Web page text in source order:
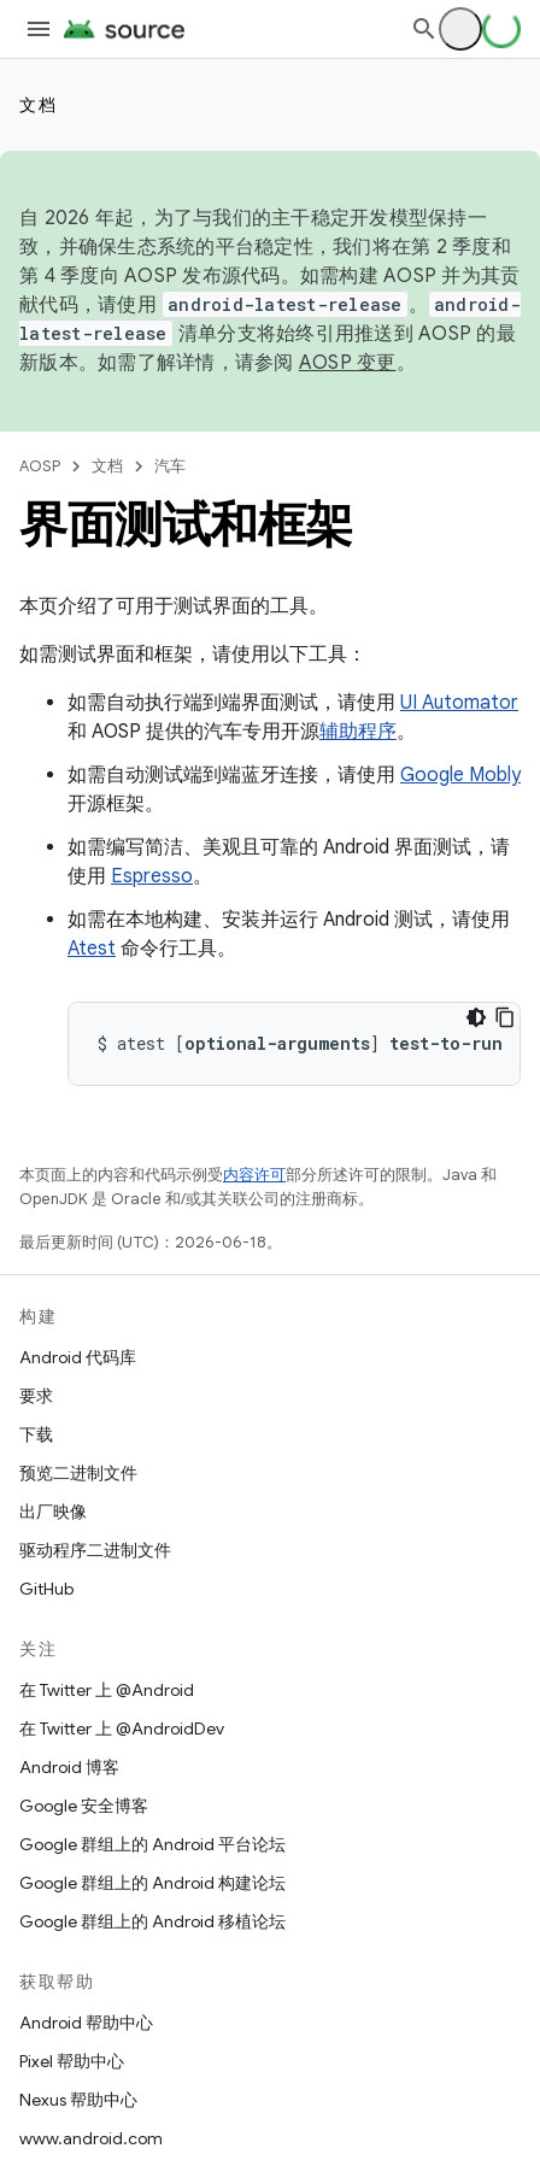
文档
自 2026 年起，为了与我们的主干稳定开发模型保持一
致，并确保生态系统的平台稳定性，我们将在第 2 季度和
第 4 季度向 AOSP 发布源代码。如需构建 AOSP 并为其贡
献代码，请使用 android-latest-release 。
android-
latest-release 清单分支将始终引用推送到 AOSP 的最
新版本。如需了解详情，请参阅 AOSP 变更。
AOSP 文档 汽车
界面测试和框架
本页介绍了可用于测试界面的工具。
如需测试界面和框架，请使用以下工具：
如需自动执行端到端界面测试，请使用 UI Automator
和 AOSP 提供的汽车专用开源辅助程序。
如需自动测试端到端蓝牙连接，请使用 Google Mobly
开源框架。
如需编写简洁、美观且可靠的 Android 界面测试，请
使用 Espresso。
如需在本地构建、安装并运行 Android 测试，请使用
Atest 命令行工具。
$ atest [optional-arguments] test-to-run
本页面上的内容和代码示例受内容许可部分所述许可的限制。Java 和
OpenJDK 是 Oracle 和/或其关联公司的注册商标。
最后更新时间 (UTC)：2026-06-18。
构建
Android 代码库
要求
下载
预览二进制文件
出厂映像
驱动程序二进制文件
GitHub
关注
在 Twitter 上 @Android
在 Twitter 上 @AndroidDev
Android 博客
Google 安全博客
Google 群组上的 Android 平台论坛
Google 群组上的 Android 构建论坛
Google 群组上的 Android 移植论坛
获取帮助
Android 帮助中心
Pixel 帮助中心
Nexus 帮助中心
www.android.com